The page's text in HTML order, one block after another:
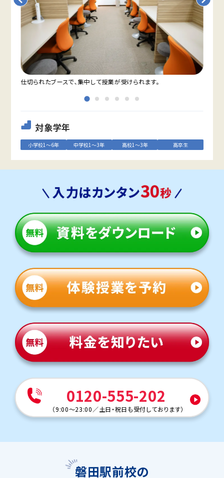
仕切られたブースで、集中して授業が受けられます。
対象学年
小学校1～6年 中学校1～3年 高校1～3年 高卒生
0120-555-202
（9:00～23:00／土日・祝日も受付しております）
磐田駅前校の